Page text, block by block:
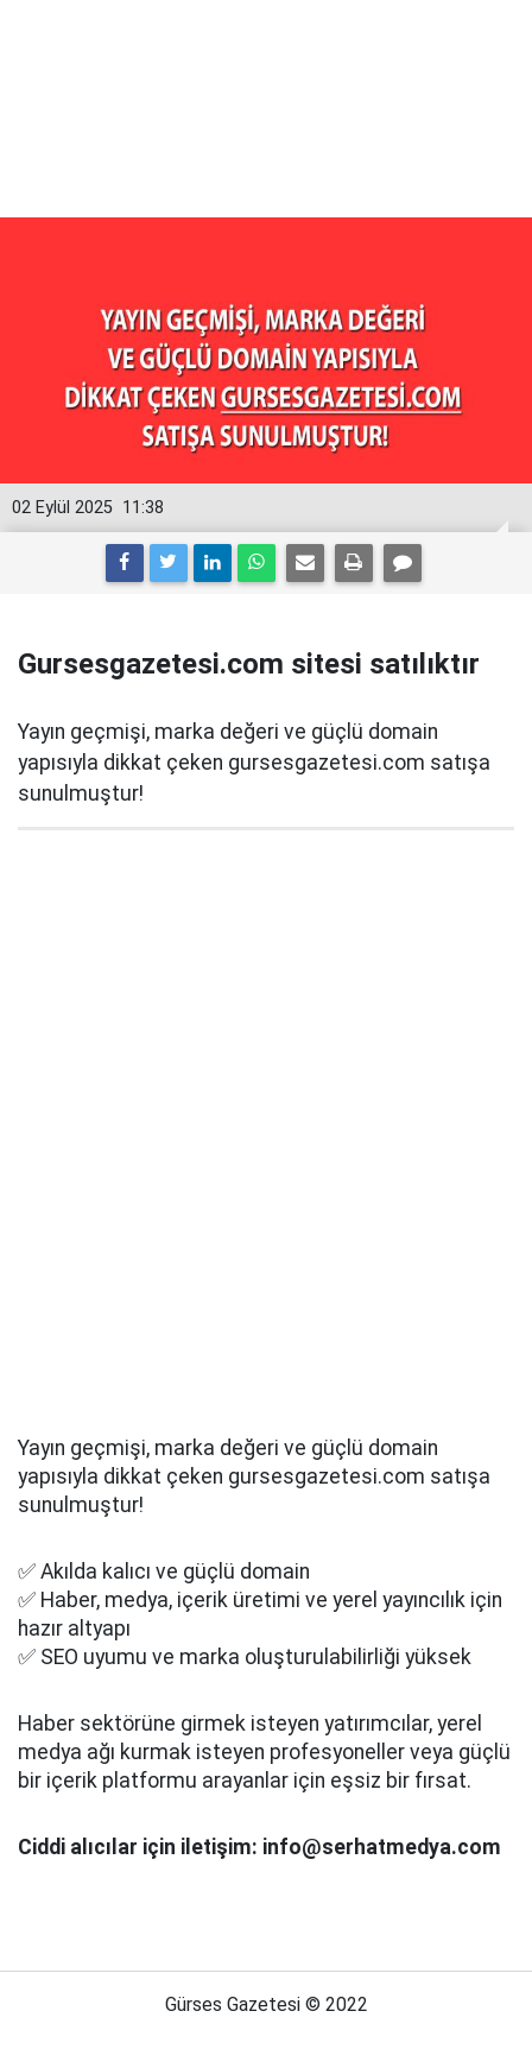
11:38
02 Eylül 2025
Gursesgazetesi.com sitesi satılıktır
Yayın geçmişi, marka değeri ve güçlü domain
yapısıyla dikkat çeken gursesgazetesi.com satışa
sunulmuştur!
Yayın geçmişi, marka değeri ve güçlü domain
yapısıyla dikkat çeken gursesgazetesi.com satışa
sunulmuştur!
✅ Akılda kalıcı ve güçlü domain
✅ Haber, medya, içerik üretimi ve yerel yayıncılık için
hazır altyapı
✅ SEO uyumu ve marka oluşturulabilirliği yüksek
Haber sektörüne girmek isteyen yatırımcılar, yerel
medya ağı kurmak isteyen profesyoneller veya güçlü
bir içerik platformu arayanlar için eşsiz bir fırsat.
Ciddi alıcılar için iletişim: info@serhatmedya.com
Gürses Gazetesi © 2022